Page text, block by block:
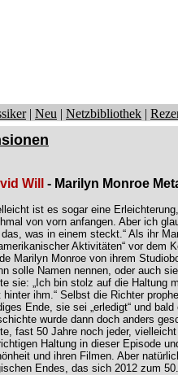
| Neu | Netzbibliothek |
Will - Marilyn Monroe
ist es sogar eine
von vorn anfangen. Aber ich
was in einem steckt.“ Als ihr
Aktivitäten“ vor dem
Marilyn Monroe von ihrem
solle Namen nennen, oder auch
sie: „Ich bin stolz auf die Haltung
hinter ihm.“ Selbst die Richter
Ende, sie sei „erledigt“ und bald
wurde dann doch anders
fast 50 Jahre noch jeder,
Haltung in dieser Episode
und ihren Filmen. Aber
Endes, das sich 2012 zum